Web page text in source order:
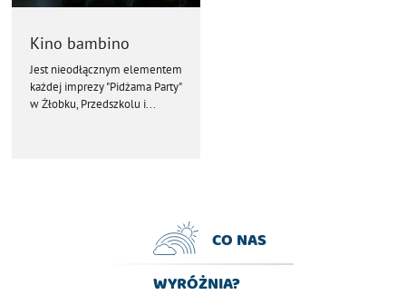
Kino bambino
Jest nieodłącznym elementem
każdej imprezy "Pidżama Party"
w Żłobku, Przedszkolu i...
CO NAS
WYRÓŻNIA?